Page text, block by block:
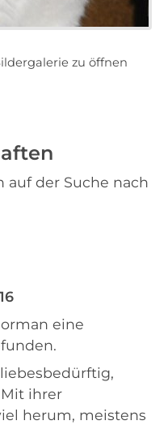
zu öffnen
auf der Suche nach
eine
ihrer
herum, meistens